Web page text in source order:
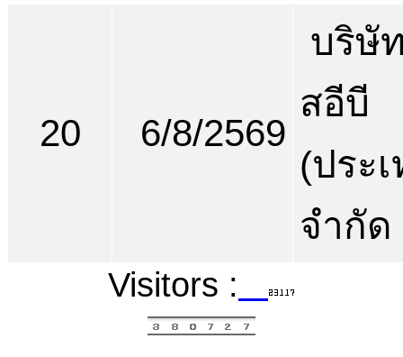
20 6/8/2569
บริษั
สอีบี
(ประ
จำกัด
Visitors :